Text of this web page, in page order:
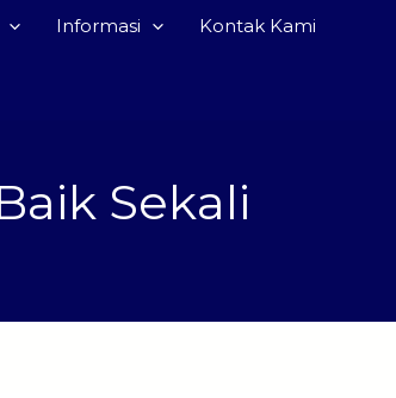
Informasi
Kontak Kami
Sekali